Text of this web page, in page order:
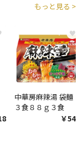
品です もっと見る >
♥
中華房麻辣湯 袋麺
３食８８ｇ３食
￥548